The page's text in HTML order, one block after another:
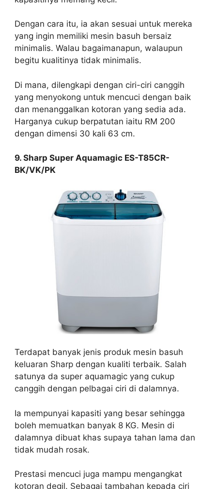
Dengan cara itu, ia akan sesuai untuk mereka
yang ingin memiliki mesin basuh bersaiz
minimalis. Walau bagaimanapun, walaupun
begitu kualitinya tidak minimalis.
Di mana, dilengkapi dengan ciri-ciri canggih
yang menyokong untuk mencuci dengan baik
dan menanggalkan kotoran yang sedia ada.
Harganya cukup berpatutan iaitu RM 200
dengan dimensi 30 kali 63 cm.
9. Sharp Super Aquamagic ES-T85CR-
BK/VK/PK
Terdapat banyak jenis produk mesin basuh
keluaran Sharp dengan kualiti terbaik. Salah
satunya da super aquamagic yang cukup
canggih dengan pelbagai ciri di dalamnya.
Ia mempunyai kapasiti yang besar sehingga
boleh memuatkan banyak 8 KG. Mesin di
dalamnya dibuat khas supaya tahan lama dan
tidak mudah rosak.
Prestasi mencuci juga mampu mengangkat
kotoran degil. Sebagai tambahan kepada ciri